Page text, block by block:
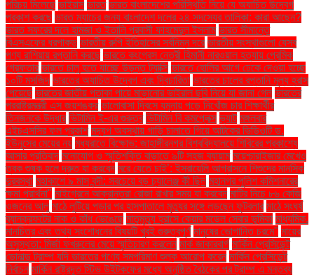
পরিচয় মিলেছে ভাইরাস ভারত ভারত বাংলাদেশের পরিস্থিতি নিয়ে যে অযাচিত উদ্বেগ
প্রকাশ করছে ভারত ম্যাচের জন্য বাংলাদেশ দলের ২৪ সদস্যের তালিকা: কারা আছেন?
ভারত সফরের দলে হামজা ও ইতালি প্রবাসী ফাহমেদুল ইসলাম ভারত সীমান্তে
বিএসএফের ধরপাকড় ভারতীয় রুপি ইতিহাসের সর্বনিম্ন দরে ভারতীয় সংস্থাগুলো যেসব
পণ্য রাশিয়ায় রপ্তানি করছে ভারতে কংগ্রেস নেত্রী হিমানী নারওয়াল হত্যায় প্রেমিক
গ্রেফতার ভারতে চালু হতে যাচ্ছে উড়ন্ত ট্যাক্সি ভারতে হোলির আগে ঢেকে দেওয়া হচ্ছে
১০টি মসজিদ ভারতের অযাচিত উদ্বেগ এবং দ্বিচারিতা ভারতের চালের রপ্তানি মূল্য হ্রাস
পেয়েছে ভারতের জাতীয় পতাকা পায়ে মাড়ানোর ভাইরাল ছবি নিয়ে যা জানা গেল ভারতের
পররাষ্ট্রমন্ত্রী এস জয়শঙ্কর ভালোবাসা দিবসে যমুনায় পড়ে নিখোঁজ চার শিক্ষার্থীর
তিনজনকে উদ্ধার ভিটামিন ই-এর গুরুত্ব ভিটামিন বি কমপ্লেক্স ভ্যাট মঙ্গলবার
এইচএসসির ফল প্রকাশ মদ্যপ অবস্থায় গাড়ি চালাতে গিয়ে আটকের ভিডিওটি ড.
ইউনূসের মেয়ের নয় মধ্যরাতে বিক্ষোভ: জাহাঙ্গীরনগর বিশ্ববিদ্যালয়ে শিবিরের প্রকাশ্যে
আসার প্রতিবাদ মনোযোগ ও স্মৃতিশক্তি বাড়াতে ৯টি সহজ ব্যায়াম ময়েশ্চারাইজার মেখেও
ত্বক শুষ্ক হলে দ্রুত যা করবেন মরে যেতে চাই’: ইসরায়েলি আগ্রাসনে শিশুদের মানসিক
দুরবস্থা মহাকাশে ৯ মাস বন্দী: সবচেয়ে বড় চ্যালেঞ্জ কী ছিল মহানগর পুলিশ কমিশনারের
ক্ষমা প্রার্থনা" মাইগ্রেনে আক্রান্তরা রোজা রাখার সময় যা করবেন মাটির নিচে ৮৬ কেজি
ওজনের আলু মাঠে লুটিয়ে পড়ার পর হাসপাতালে মৃত্যুর সঙ্গে লড়ছেন ফুটবলার মাঠে সংঘর্ষ
ব্যানক্রফটের নাক ও কাঁধ ভেঙেছে মাতৃমৃত্যু হ্রাসে কেয়ার মডেল সেবার ভূমিকা মাধ্যমিক.
মানচিত্র এবং তথ্য সংশোধনের বিষয়টি খুবই গুরুত্বপূর্ণ মানুষের ভোগান্তি চরমে" মায়ের
অসুস্থতা: মির্জা ফখরুলের মেয়ে স্মৃতিচারণ করলেন মার্ক জাকারবার্গ মার্কিন প্রেসিডেন্ট
ডোনাল্ড ট্রাম্প যদি ভারতের পণ্যে সমপরিমাণ শুল্ক আরোপ করেন মার্কিন প্রেসিডেন্ট
নির্বাচন মার্কিন রাষ্ট্রদূত স্টিভ উইটকফের মধ্যে অনুষ্ঠিত বৈঠকের পর ট্রাম্প এ মন্তব্য